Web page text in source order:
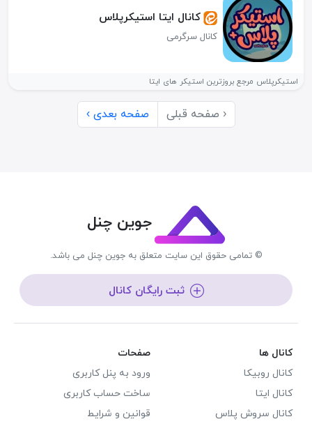
کانال ایتا استیکرپلاس
کانال سرگرمی
استیکرپلاس مرجع بروزترین استیکر های ایتا
‹ صفحه قبلی صفحه بعدی ›
جوین چنل
© تمامی حقوق این سایت متعلق به جوین چنل می باشد.
ثبت رایگان کانال
کانال ها
کانال روبیکا
کانال ایتا
کانال سروش پلاس
صفحات
ورود به پنل کاربری
ساخت حساب کاربری
قوانین و شرایط